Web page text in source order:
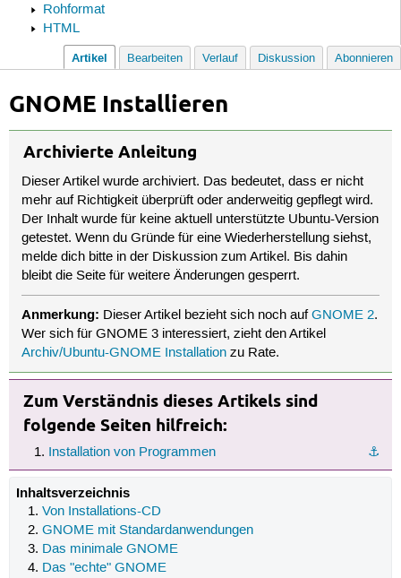
Rohformat
HTML
Artikel Bearbeiten Verlauf Diskussion Abonnieren
GNOME Installieren
Archivierte Anleitung
Dieser Artikel wurde archiviert. Das bedeutet, dass er nicht
mehr auf Richtigkeit überprüft oder anderweitig gepflegt wird.
Der Inhalt wurde für keine aktuell unterstützte Ubuntu-Version
getestet. Wenn du Gründe für eine Wiederherstellung siehst,
melde dich bitte in der Diskussion zum Artikel. Bis dahin
bleibt die Seite für weitere Änderungen gesperrt.
Anmerkung: Dieser Artikel bezieht sich noch aufGNOME 2.
Wer sich für GNOME 3 interessiert, zieht den Artikel
Archiv/Ubuntu-GNOME Installation zu Rate.
Zum Verständnis dieses Artikels sind
folgende Seiten hilfreich:
⚓︎
Installation von Programmen
Inhaltsverzeichnis
Von Installations-CD
GNOME mit Standardanwendungen
Das minimale GNOME
Das "echte" GNOME